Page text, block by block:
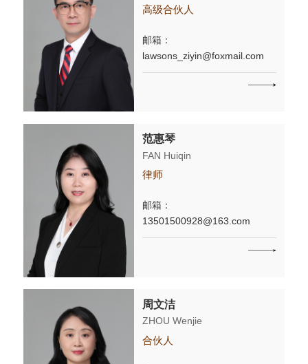
高级合伙人
邮箱：
lawsons_ziyin@foxmail.com
范惠琴
FAN Huiqin
律师
邮箱：
13501500928@163.com
周文洁
ZHOU Wenjie
合伙人